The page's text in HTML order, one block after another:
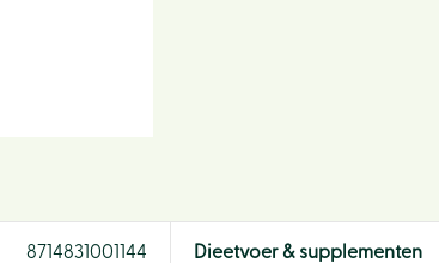
8714831001144 Dieetvoer & supplementen